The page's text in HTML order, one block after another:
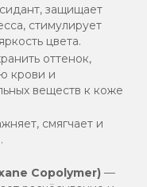
защищает
стимулирует
цвета.
оттенок,
крови и
веществ к коже
смягчает и
Copolymer) —